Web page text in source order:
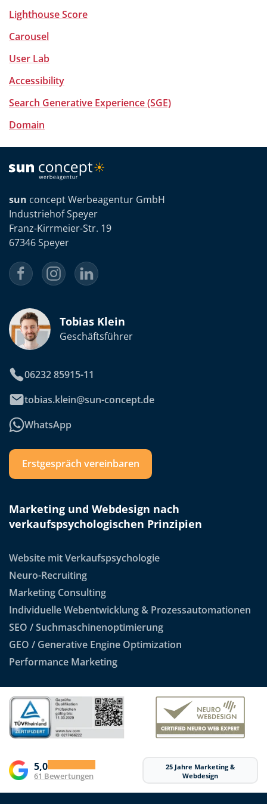
Lighthouse Score
Carousel
User Lab
Accessibility
Search Generative Experience (SGE)
Domain
sun concept Werbeagentur GmbH
Industriehof Speyer
Franz-Kirrmeier-Str. 19
67346 Speyer
Tobias Klein
Geschäftsführer
06232 85915-11
tobias.klein@sun-concept.de
WhatsApp
Erstgespräch vereinbaren
Marketing und Webdesign nach
verkaufspsychologischen Prinzipien
Website mit Verkaufspsychologie
Neuro-Recruiting
Marketing Consulting
Individuelle Webentwicklung & Prozessautomationen
SEO / Suchmaschinenoptimierung
GEO / Generative Engine Optimization
Performance Marketing
5,0
61 Bewertungen
25 Jahre Marketing &
Webdesign